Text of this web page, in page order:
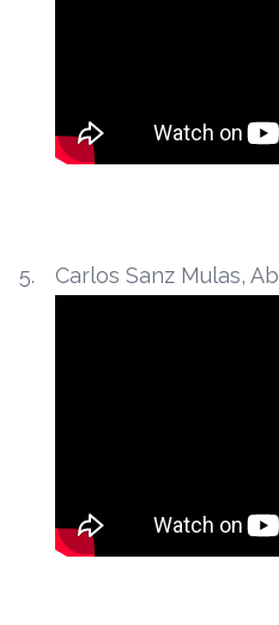
Carlos Sanz Mulas,